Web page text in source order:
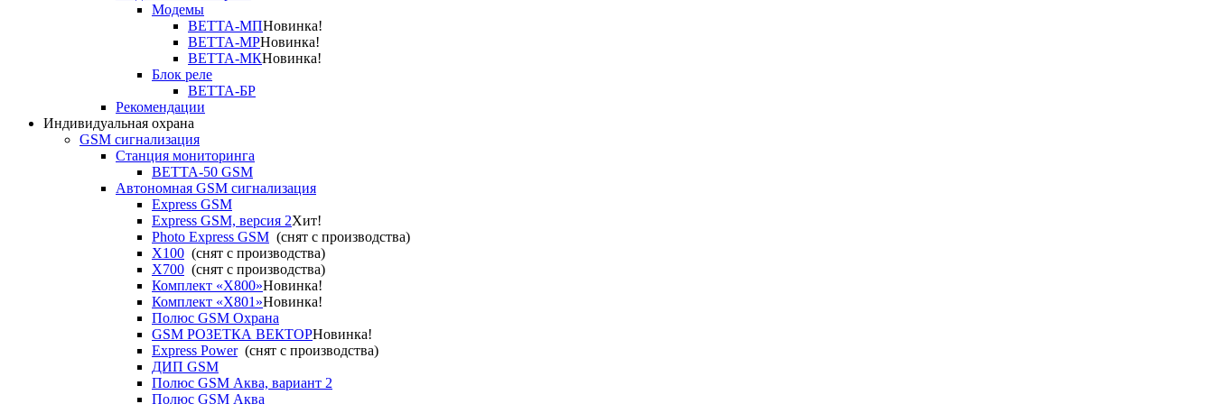
Модемы
ВЕТТА-МПНовинка!
ВЕТТА-МРНовинка!
ВЕТТА-МКНовинка!
Блок реле
ВЕТТА-БР
Рекомендации
Индивидуальная охрана
GSM сигнализация
Станция мониторинга
ВЕТТА-50 GSM
Автономная GSM сигнализация
Express GSM
Express GSM, версия 2Хит!
Photo Express GSM (снят с производства)
X100 (снят с производства)
X700 (снят с производства)
Комплект «X800»Новинка!
Комплект «X801»Новинка!
Полюс GSM Охрана
GSM РОЗЕТКА ВЕКТОРНовинка!
Express Power(снят с производства)
ДИП GSM
Полюс GSM Аква, вариант 2
Полюс GSM Аква